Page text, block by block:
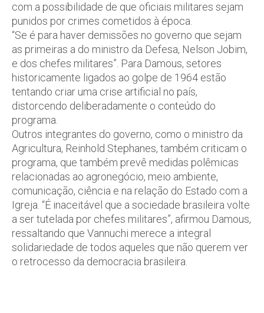
com a possibilidade de que oficiais militares sejam
punidos por crimes cometidos à época.
“Se é para haver demissões no governo que sejam
as primeiras a do ministro da Defesa, Nelson Jobim,
e dos chefes militares”. Para Damous, setores
historicamente ligados ao golpe de 1964 estão
tentando criar uma crise artificial no país,
distorcendo deliberadamente o conteúdo do
programa.
Outros integrantes do governo, como o ministro da
Agricultura, Reinhold Stephanes, também criticam o
programa, que também prevê medidas polêmicas
relacionadas ao agronegócio, meio ambiente,
comunicação, ciência e na relação do Estado com a
Igreja. “É inaceitável que a sociedade brasileira volte
a ser tutelada por chefes militares”, afirmou Damous,
ressaltando que Vannuchi merece a integral
solidariedade de todos aqueles que não querem ver
o retrocesso da democracia brasileira.